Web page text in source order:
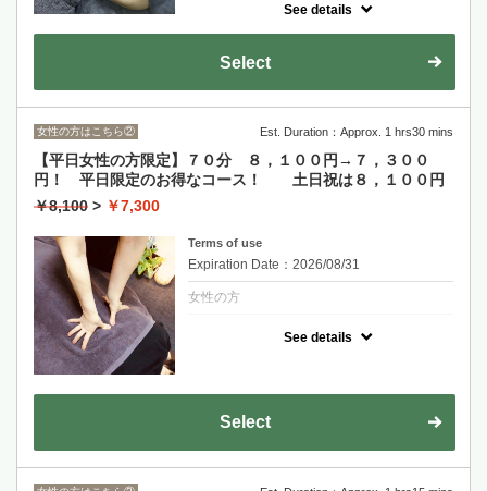
方！疲れに疲れて限界の方！60分じゃ物足り
それぞれの場所にしっかり時間をかけてケア
していきます。
See details
Select
女性の方はこちら② Est. Duration：Approx. 1 hrs30 mins
【平日女性の方限定】７０分 ８，１００円→７，３００
円！ 平日限定のお得なコース！ 土日祝は８，１００円
￥8,100 > ￥7,300
Terms of use
Expiration Date：2026/08/31
女性の方
平日限定、お得にリフレッシュ♪
せもオススメです。
土日祝は通常価格の8,100円となります。
See details
Select